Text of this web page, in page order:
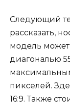
Следующий
рассказать,
модель может
диагональю
пикселей.
16:9. Также